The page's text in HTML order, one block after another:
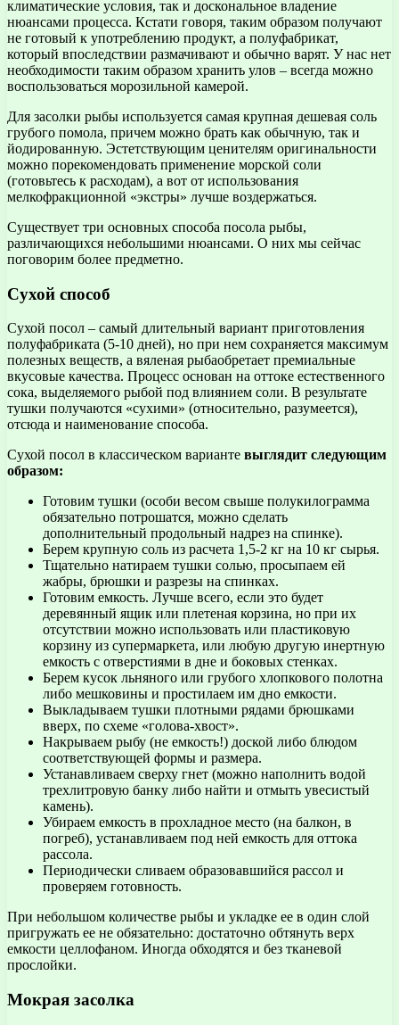
климатические условия, так и доскональное владение
нюансами процесса. Кстати говоря, таким образом получают
не готовый к употреблению продукт, а полуфабрикат,
который впоследствии размачивают и обычно варят. У нас нет
необходимости таким образом хранить улов – всегда можно
воспользоваться морозильной камерой.
Для засолки рыбы используется самая крупная дешевая соль
грубого помола, причем можно брать как обычную, так и
йодированную. Эстетствующим ценителям оригинальности
можно порекомендовать применение морской соли
(готовьтесь к расходам), а вот от использования
мелкофракционной «экстры» лучше воздержаться.
Существует три основных способа посола рыбы,
различающихся небольшими нюансами. О них мы сейчас
поговорим более предметно.
Сухой способ
Сухой посол – самый длительный вариант приготовления
полуфабриката (5-10 дней), но при нем сохраняется максимум
полезных веществ, а вяленая рыбаобретает премиальные
вкусовые качества. Процесс основан на оттоке естественного
сока, выделяемого рыбой под влиянием соли. В результате
тушки получаются «сухими» (относительно, разумеется),
отсюда и наименование способа.
Сухой посол в классическом варианте выглядит следующим
образом:
Готовим тушки (особи весом свыше полукилограмма
обязательно потрошатся, можно сделать
дополнительный продольный надрез на спинке).
Берем крупную соль из расчета 1,5-2 кг на 10 кг сырья.
Тщательно натираем тушки солью, просыпаем ей
жабры, брюшки и разрезы на спинках.
Готовим емкость. Лучше всего, если это будет
деревянный ящик или плетеная корзина, но при их
отсутствии можно использовать или пластиковую
корзину из супермаркета, или любую другую инертную
емкость с отверстиями в дне и боковых стенках.
Берем кусок льняного или грубого хлопкового полотна
либо мешковины и простилаем им дно емкости.
Выкладываем тушки плотными рядами брюшками
вверх, по схеме «голова-хвост».
Накрываем рыбу (не емкость!) доской либо блюдом
соответствующей формы и размера.
Устанавливаем сверху гнет (можно наполнить водой
трехлитровую банку либо найти и отмыть увесистый
камень).
Убираем емкость в прохладное место (на балкон, в
погреб), устанавливаем под ней емкость для оттока
рассола.
Периодически сливаем образовавшийся рассол и
проверяем готовность.
При небольшом количестве рыбы и укладке ее в один слой
пригружать ее не обязательно: достаточно обтянуть верх
емкости целлофаном. Иногда обходятся и без тканевой
прослойки.
Мокрая засолка